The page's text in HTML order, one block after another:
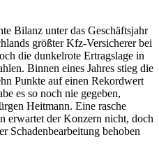
Bilanz unter das Geschäftsjahr
größter Kfz-Versicherer bei
die dunkelrote Ertragslage in
Binnen eines Jahres stieg die
Punkte auf einen Rekordwert
es so noch nie gegeben,
Heitmann. Eine rasche
erwartet der Konzern nicht, doch
Schadenbearbeitung behoben